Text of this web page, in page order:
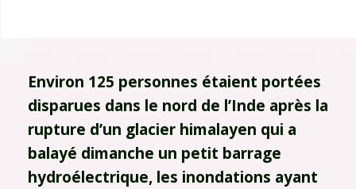
Environ 125 personnes étaient portées
disparues dans le nord de l’Inde après la
rupture d’un glacier himalayen qui a
balayé dimanche un petit barrage
hydroélectrique, les inondations ayant